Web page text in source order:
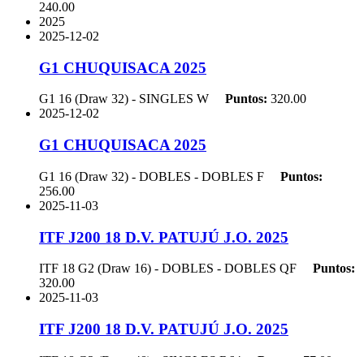
240.00
2025
2025-12-02
G1 CHUQUISACA 2025
G1 16 (Draw 32) - SINGLES W Puntos: 320.00
2025-12-02
G1 CHUQUISACA 2025
G1 16 (Draw 32) - DOBLES - DOBLES F
Puntos:
256.00
2025-11-03
ITF J200 18 D.V. PATUJÚ J.O. 2025
ITF 18 G2 (Draw 16) - DOBLES - DOBLES QF
Puntos:
320.00
2025-11-03
ITF J200 18 D.V. PATUJÚ J.O. 2025